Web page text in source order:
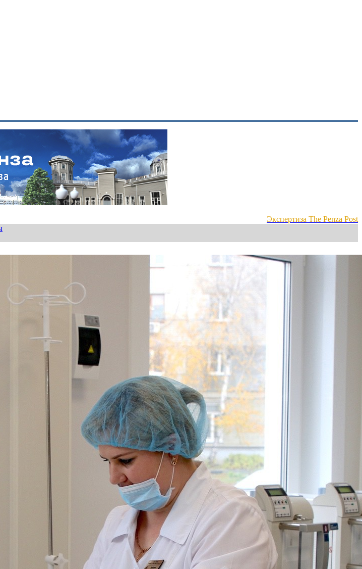
Экспертиза The Penza Post